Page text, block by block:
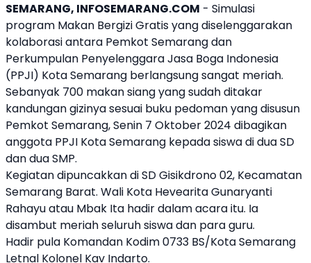
SEMARANG, INFOSEMARANG.COM - Simulasi
program Makan Bergizi Gratis yang diselenggarakan
kolaborasi antara Pemkot Semarang dan
Perkumpulan Penyelenggara Jasa Boga Indonesia
(PPJI) Kota Semarang berlangsung sangat meriah.
Sebanyak 700 makan siang yang sudah ditakar
kandungan gizinya sesuai buku pedoman yang disusun
Pemkot Semarang, Senin 7 Oktober 2024 dibagikan
anggota PPJI Kota Semarang kepada siswa di dua SD
dan dua SMP.
Kegiatan dipuncakkan di SD Gisikdrono 02, Kecamatan
Semarang Barat. Wali Kota Hevearita Gunaryanti
Rahayu atau Mbak Ita hadir dalam acara itu. Ia
disambut meriah seluruh siswa dan para guru.
Hadir pula Komandan Kodim 0733 BS/Kota Semarang
Letnal Kolonel Kav Indarto.